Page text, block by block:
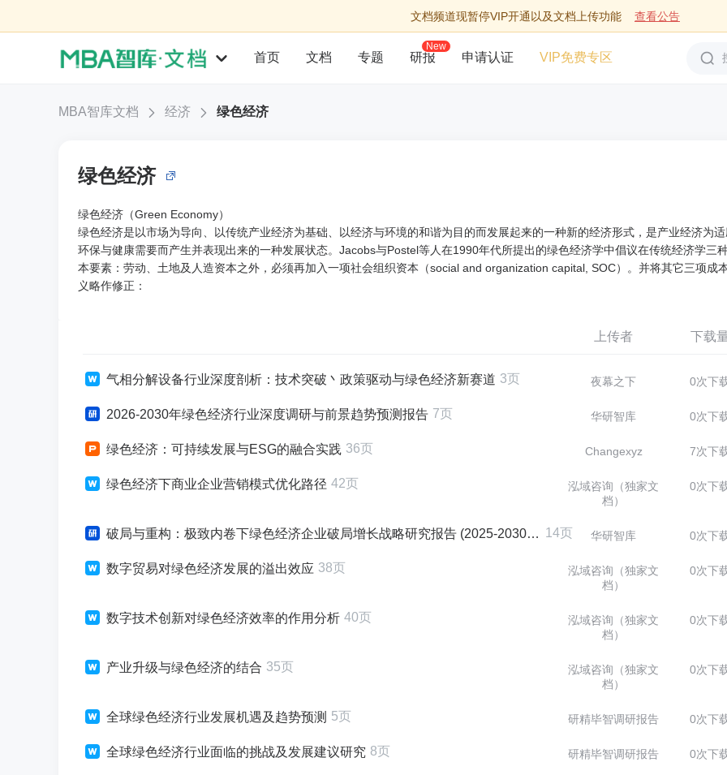
文档频道现暂停VIP开通以及文档上传功能 查看公告
首页 文档 专题 研报
New
申请认证 VIP免费专区
MBA智库文档 经济 绿色经济
绿色经济
绿色经济（Green Economy）
绿色经济是以市场为导向、以传统产业经济为基础、以经济与环境的和谐为目的而发展起来的一种新的经济形式，是产业经济为
环保与健康需要而产生并表现出来的一种发展状态。Jacobs与Postel等人在1990年代所提出的绿色经济学中倡议在传统经济学三
本要素：劳动、土地及人造资本之外，必须再加入一项社会组织资本（social and organization capital, SOC）。并将其它三项成
义略作修正：
上传者 下载
气相分解设备行业深度剖析：技术突破丶政策驱动与绿色经济新赛道 3页 夜幕之下 0次下
2026-2030年绿色经济行业深度调研与前景趋势预测报告 7页 华研智库 0次下
绿色经济：可持续发展与ESG的融合实践 36页 Changexyz 7次下
绿色经济下商业企业营销模式优化路径 42页
泓域咨询（独家文
档）
0次下
破局与重构：极致内卷下绿色经济企业破局增长战略研究报告 (2025-2030版) 14页 华研智库 0次下
数字贸易对绿色经济发展的溢出效应 38页
泓域咨询（独家文
档）
0次下
数字技术创新对绿色经济效率的作用分析 40页
泓域咨询（独家文
档）
0次下
产业升级与绿色经济的结合 35页
泓域咨询（独家文
档）
0次下
全球绿色经济行业发展机遇及趋势预测 5页 研精毕智调研报告 0次下
全球绿色经济行业面临的挑战及发展建议研究 8页 研精毕智调研报告 0次下